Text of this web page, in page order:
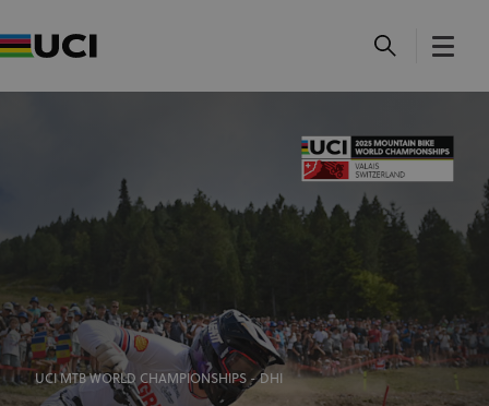
UCI MTB WORLD CHAMPIONSHIPS - DHI